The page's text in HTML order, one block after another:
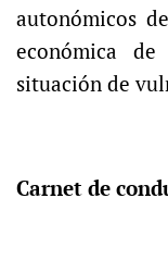
autonómicos
económica
situación de
Carnet de